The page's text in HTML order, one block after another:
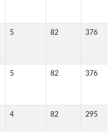
5 82 376
5 82 376
4 82 295